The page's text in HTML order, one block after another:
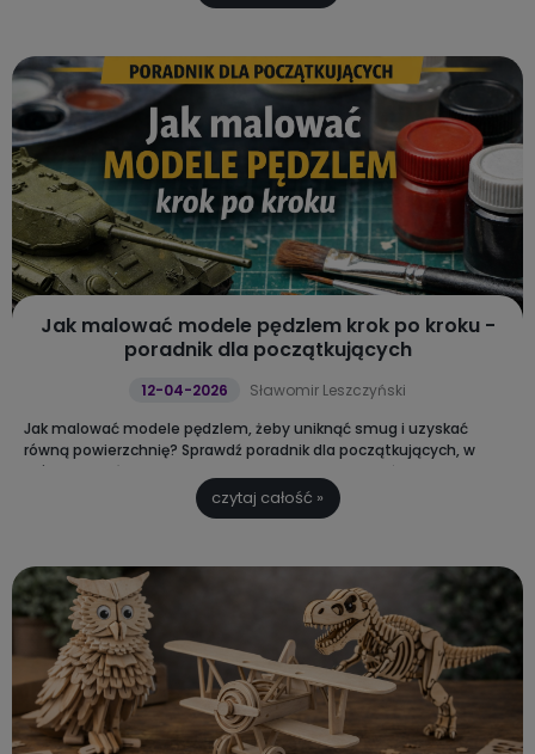
Jak malować modele pędzlem krok po kroku -
poradnik dla początkujących
12-04-2026
Sławomir Leszczyński
Jak malować modele pędzlem, żeby uniknąć smug i uzyskać
równą powierzchnię? Sprawdź poradnik dla początkujących, w
którym wyjaśniamy jakie farby modelarskie wybrać oraz jak krok po
kroku poprawnie malować modele.
czytaj całość »